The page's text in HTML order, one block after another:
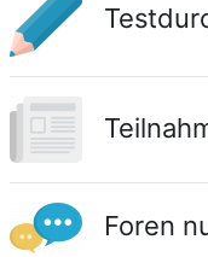
Foren